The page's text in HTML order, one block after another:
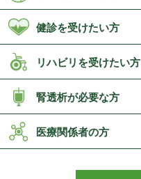
健診を受けたい方
リハビリを受けたい方
腎透析が必要な方
医療関係者の方